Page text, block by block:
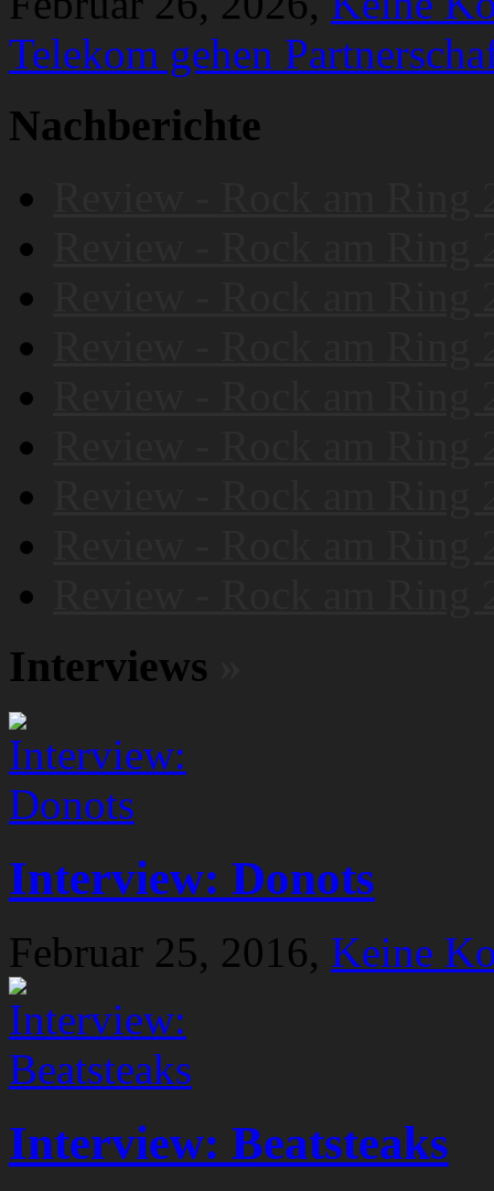
Telekom gehen
Nachberichte
Interviews
Interview: Donots
Februar 25, 2016, Keine
Interview: Beatsteaks